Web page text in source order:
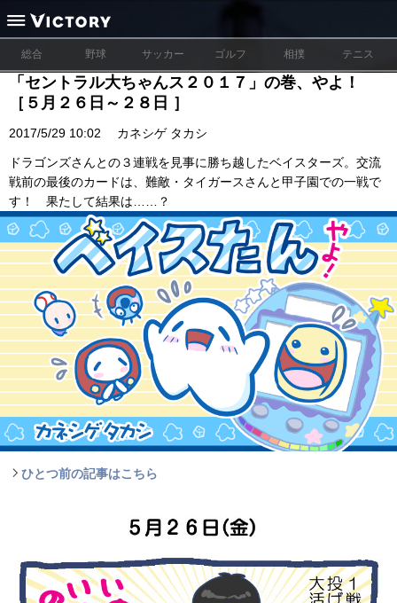
総合 野球 サッカー ゴルフ 相撲 テニス
「セントラル大ちゃんス２０１７」の巻、やよ！
［５月２６日～２８日 ］
2017/5/29 10:02 カネシゲ タカシ
ドラゴンズさんとの３連戦を見事に勝ち越したベイスターズ。交流
戦前の最後のカードは、難敵・タイガースさんと甲子園での一戦で
す！ 果たして結果は……？
ひとつ前の記事はこちら